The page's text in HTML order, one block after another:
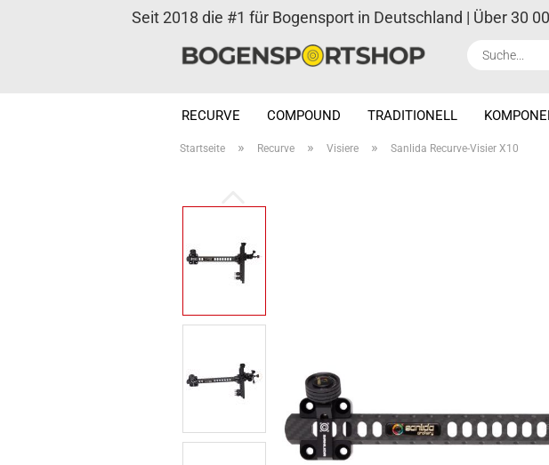
Seit 2018 die #1 für Bogensport in Deutschland | Über 30
RECURVE COMPOUND TRADITIONELL
Startseite » Recurve » Visiere » Sanlida Recurve-Visier X10